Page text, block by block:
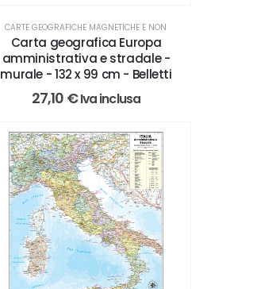
CARTE GEOGRAFICHE MAGNETICHE E NON
Carta geografica Europa
amministrativa e stradale -
murale - 132 x 99 cm - Belletti
27,10 €Iva inclusa